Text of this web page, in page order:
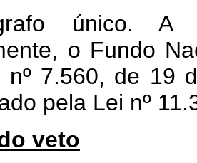
único. A
o Fundo
nº 7.560, de 19
pela Lei nº
veto